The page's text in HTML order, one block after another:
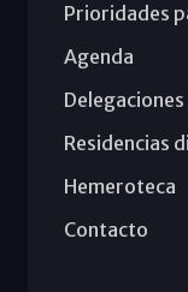
Prioridades
Agenda
Residencias
Hemeroteca
Contacto